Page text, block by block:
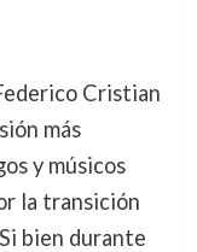
Cristian
más
y músicos
la transición
bien durante